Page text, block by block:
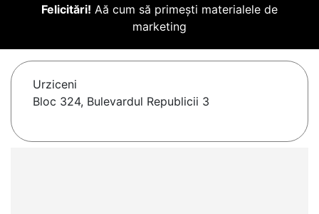
Felicitări! Aă cum să primești materialele de
marketing
Urziceni
Bloc 324, Bulevardul Republicii 3